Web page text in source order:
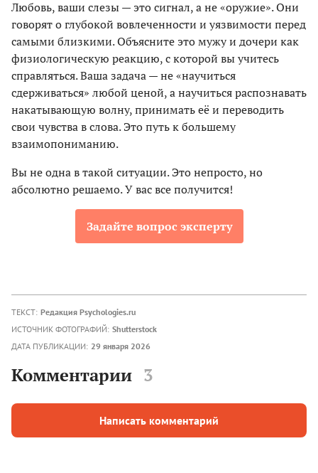
Любовь, ваши слезы — это сигнал, а не «оружие». Они
говорят о глубокой вовлеченности и уязвимости перед
самыми близкими. Объясните это мужу и дочери как
физиологическую реакцию, с которой вы учитесь
справляться. Ваша задача — не «научиться
сдерживаться» любой ценой, а научиться распознавать
накатывающую волну, принимать её и переводить
свои чувства в слова. Это путь к большему
взаимопониманию.
Вы не одна в такой ситуации. Это непросто, но
абсолютно решаемо. У вас все получится!
Задайте вопрос эксперту
ТЕКСТ: Редакция Psychologies.ru
ИСТОЧНИК ФОТОГРАФИЙ: Shutterstock
ДАТА ПУБЛИКАЦИИ: 29 января 2026
Комментарии 3
Написать комментарий